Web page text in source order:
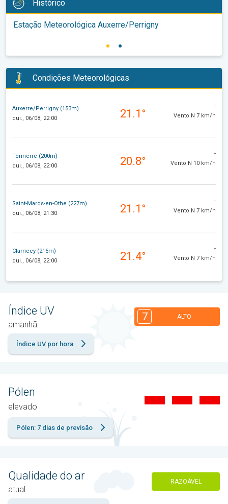
Histórico
Estação Meteorológica Auxerre/Perrigny
Condições Meteorológicas
Auxerre/Perrigny (153m)
qui., 06/08, 22:00
21.1°
-
Vento N 7 km/h
Tonnerre (200m)
qui., 06/08, 22:00
20.8°
-
Vento N 10 km/h
Saint-Mards-en-Othe (227m)
qui., 06/08, 21:30
21.1°
-
Vento N 7 km/h
Clamecy (215m)
qui., 06/08, 22:00
21.4°
-
Vento N 7 km/h
Índice UV
amanhã
7 ALTO
Índice UV por hora
Pólen
elevado
Pólen: 7 dias de previsão
Qualidade do ar
atual
RAZOÁVEL